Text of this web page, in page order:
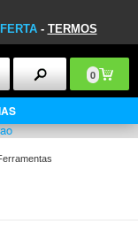
- TERMOS
0